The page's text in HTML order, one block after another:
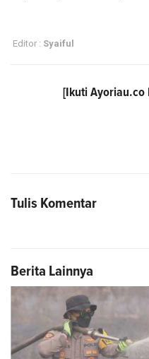
Editor : Syaiful
[Ikuti Ayoriau.co
Tulis Komentar
Berita Lainnya